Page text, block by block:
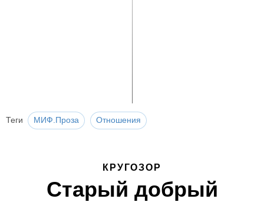
Теги МИФ.Проза Отношения
КРУГОЗОР
Старый добрый